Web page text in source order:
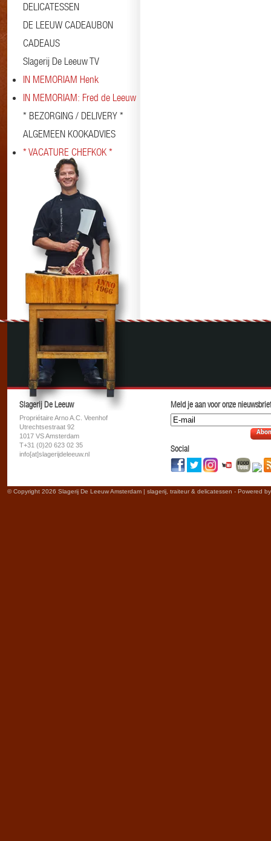
DELICATESSEN
DE LEEUW CADEAUBON
CADEAUS
Slagerij De Leeuw TV
IN MEMORIAM Henk
IN MEMORIAM: Fred de Leeuw
* BEZORGING / DELIVERY *
ALGEMEEN KOOKADVIES
* VACATURE CHEFKOK *
Slagerij De Leeuw
Propriétaire Arno A.C. Veenhof
Utrechtsestraat 92
1017 VS Amsterdam
T+31 (0)20 623 02 35
info[at]slagerijdeleeuw.nl
Meld je aan voor onze
Social
© Copyright 2026 Slagerij De Leeuw Amsterdam | slagerij, traiteur & delicatessen - Powered